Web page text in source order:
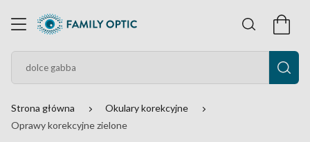
Strona główna
Okulary korekcyjne
Oprawy korekcyjne zielone